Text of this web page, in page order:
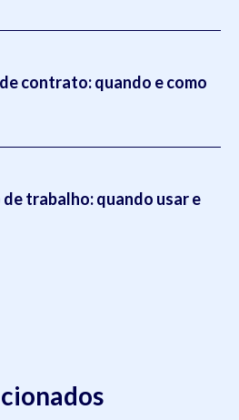
contrato: quando e como
trabalho: quando usar e